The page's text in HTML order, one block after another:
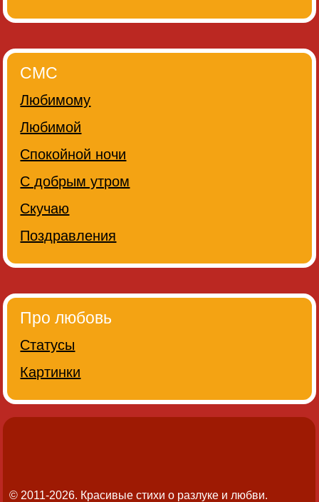
СМС
Любимому
Любимой
Спокойной ночи
С добрым утром
Скучаю
Поздравления
Про любовь
Статусы
Картинки
© 2011-2026. Красивые стихи о разлуке и любви.